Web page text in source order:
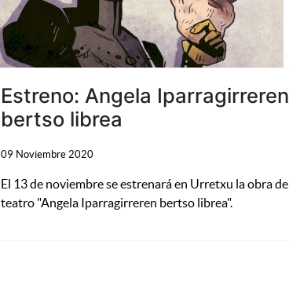
Estreno: Angela Iparragirreren
bertso librea
09 Noviembre 2020
El 13 de noviembre se estrenará en Urretxu la obra de
teatro "Angela Iparragirreren bertso librea".